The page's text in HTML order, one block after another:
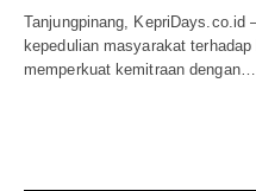
Tanjungpinang, KepriDays.co.id
kepedulian masyarakat
memperkuat kemitraan dengan…